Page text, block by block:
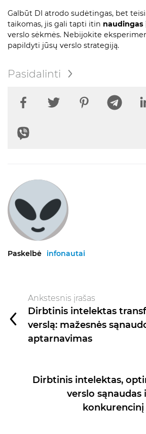
Galbūt DI atrodo sudėtingas, bet
taikomas, jis gali tapti itin naudingas
verslo sėkmės. Nebijokite
papildyti jūsų verslo strategiją.
Pasidalinti
Paskelbė infonautai
Ankstesnis įrašas
Dirbtinis intelektas
verslą: mažesnės
aptarnavimas
Dirbtinis intelektas,
verslo